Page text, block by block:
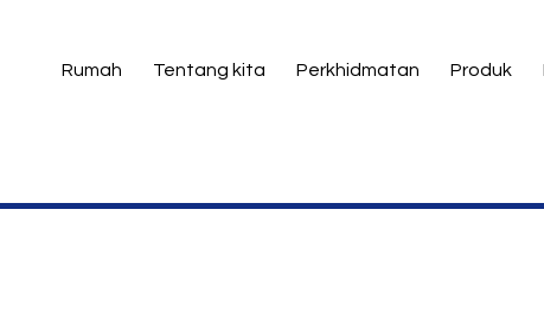
Rumah Tentang kita Perkhidmatan Produk